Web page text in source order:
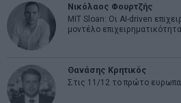
Νικόλαος Φουρτζής
MIT Sloan: Οι AI-driven
μοντέλο
Θανάσης Κρητικός
Στις 11/12 το πρώτο